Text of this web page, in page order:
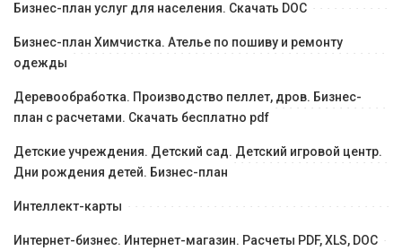
Бизнес-план услуг для населения. Скачать DOC
Бизнес-план Химчистка. Ателье по пошиву и ремонту
одежды
Деревообработка. Производство пеллет, дров. Бизнес-
план с расчетами. Скачать бесплатно pdf
Детские учреждения. Детский сад. Детский игровой центр.
Дни рождения детей. Бизнес-план
Интеллект-карты
Интернет-бизнес. Интернет-магазин. Расчеты PDF, XLS, DOC